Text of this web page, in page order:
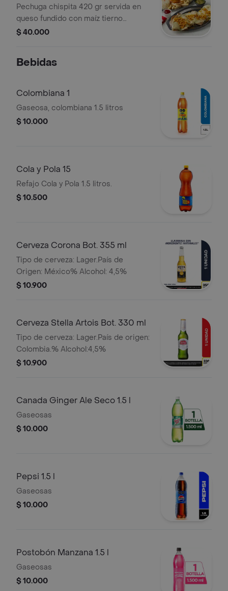
Pechuga chispita 420 gr servida en
queso fundido con maíz tierno
acompañada de papa francesa arroz
$ 40.000
Bebidas
Colombiana 1
Gaseosa, colombiana 1.5 litros
$ 10.000
Cola y Pola 15
Refajo Cola y Pola 1.5 litros.
$ 10.500
Cerveza Corona Bot. 355 ml
Tipo de cerveza: Lager.País de
Origen: México% Alcohol: 4,5%
$ 10.900
Cerveza Stella Artois Bot. 330 ml
Tipo de cerveza: Lager.País de origen:
Colombia.% Alcohol:4,5%
$ 10.900
Canada Ginger Ale Seco 1.5 l
Gaseosas
$ 10.000
Pepsi 1.5 l
Gaseosas
$ 10.000
Postobón Manzana 1.5 l
Gaseosas
$ 10.000